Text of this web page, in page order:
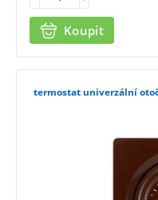
Koupit
termostat univerzální